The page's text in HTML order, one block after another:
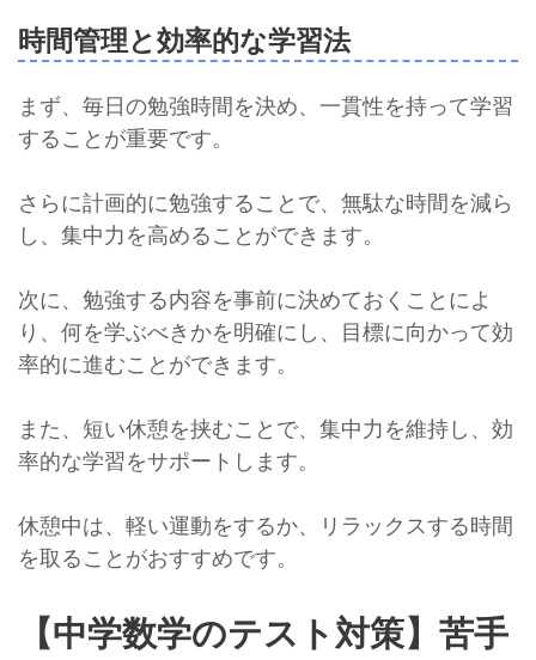
時間管理と効率的な学習法
まず、毎日の勉強時間を決め、一貫性を持って学習
することが重要です。
さらに計画的に勉強することで、無駄な時間を減ら
し、集中力を高めることができます。
次に、勉強する内容を事前に決めておくことによ
り、何を学ぶべきかを明確にし、目標に向かって効
率的に進むことができます。
また、短い休憩を挟むことで、集中力を維持し、効
率的な学習をサポートします。
休憩中は、軽い運動をするか、リラックスする時間
を取ることがおすすめです。
【中学数学のテスト対策】苦手